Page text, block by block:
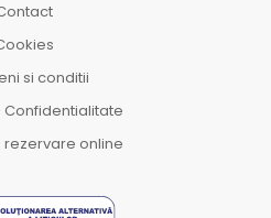
si conditii
Confidentialitate
rezervare online